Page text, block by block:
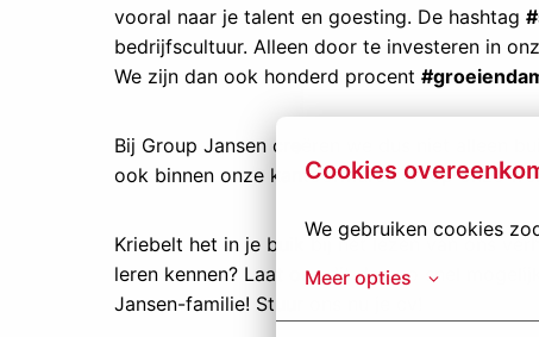
Cookies
We gebruiken cookies
Meer opties
vooral naar je talent en goesting. De hashtag
bedrijfscultuur. Alleen door te investeren in
We zijn dan ook honderd procent
Bij Group Jansen creëren we dus niet alleen
ook binnen onze kantoormuren en op onze
Kriebelt het in je buik bij het lezen van ons
leren kennen? Laat ons dit dan zo snel
Jansen-familie! Stuur ons nu je cv!